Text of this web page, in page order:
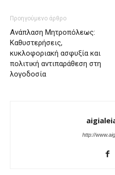
Προηγούμενο άρθρο
Ανάπλαση Μητροπόλεως:
Καθυστερήσεις,
κυκλοφοριακή ασφυξία και
πολιτική αντιπαράθεση στη
λογοδοσία
http://